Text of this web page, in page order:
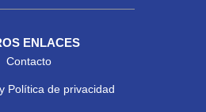
ENLACES
Contacto
Política de privacidad